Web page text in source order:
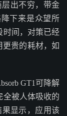
出不穷，带金
下来是众望所
时间，对策已经
更贵的耗材，如
GT1可降解
全被人体吸收的
显示，应用该